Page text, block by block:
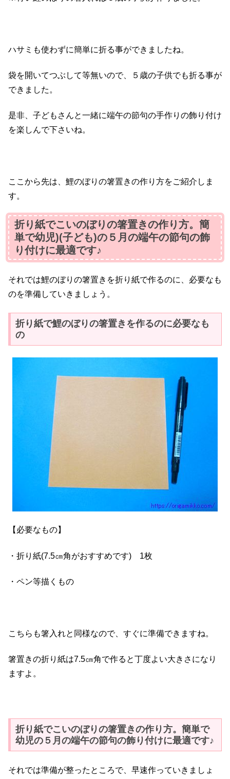
ハサミも使わずに簡単に折る事ができましたね。
袋を開いてつぶして等無いので、５歳の子供でも折る事が
できました。
是非、子どもさんと一緒に端午の節句の手作りの飾り付け
を楽しんで下さいね。
ここから先は、鯉のぼりの箸置きの作り方をご紹介しま
す。
折り紙でこいのぼりの箸置きの作り方。簡
単で幼児)(子ども)の５月の端午の節句の飾
り付けに最適です♪
それでは鯉のぼりの箸置きを折り紙で作るのに、必要なも
のを準備していきましょう。
折り紙で鯉のぼりの箸置きを作るのに必要なも
の
【必要なもの】
・折り紙(7.5㎝角がおすすめです) 1枚
・ペン等描くもの
こちらも箸入れと同様なので、すぐに準備できますね。
箸置きの折り紙は7.5㎝角で作ると丁度よい大きさになり
ますよ。
折り紙でこいのぼりの箸置きの作り方。簡単で
幼児の５月の端午の節句の飾り付けに最適です♪
それでは準備が整ったところで、早速作っていきましょ